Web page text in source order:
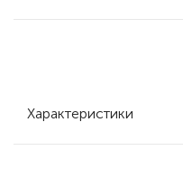
Характеристики